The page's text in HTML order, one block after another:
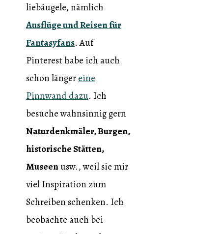
liebäugele, nämlich
Ausflüge und Reisen für
Fantasyfans. Auf
Pinterest habe ich auch
schon längereine
Pinnwand dazu. Ich
besuche wahnsinnig gern
Naturdenkmäler, Burgen,
historische Stätten,
Museenusw., weil sie mir
viel Inspiration zum
Schreiben schenken. Ich
beobachte auch bei